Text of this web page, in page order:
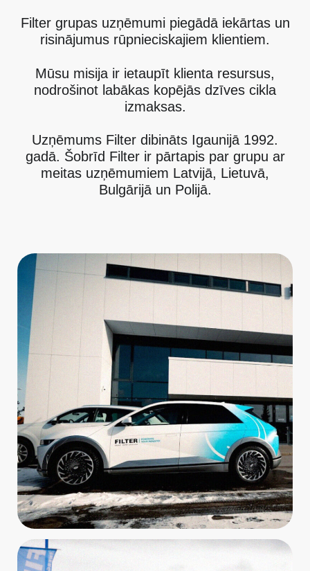
Filter grupas uzņēmumi piegādā iekārtas un
risinājumus rūpnieciskajiem klientiem.
Mūsu misija ir ietaupīt klienta resursus,
nodrošinot labākas kopējās dzīves cikla
izmaksas.
Uzņēmums Filter dibināts Igaunijā 1992.
gadā. Šobrīd Filter ir pārtapis par grupu ar
meitas uzņēmumiem Latvijā, Lietuvā,
Bulgārijā un Polijā.